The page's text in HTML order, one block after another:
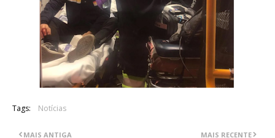
Tags: Notícias
MAIS RECENTE
MAIS ANTIGA